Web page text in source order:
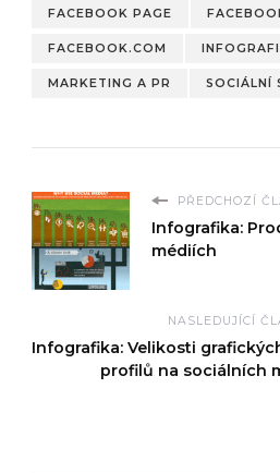
FACEBOOK PAGE
FACEBOOK.COM
MARKETING A PR SOCIÁLNÍ
PŘEDCHOZÍ
Infografika:
médiích
NASLEDUJÍCÍ
Infografika: Velikosti
profilů na sociálních